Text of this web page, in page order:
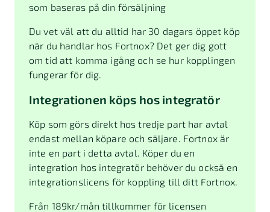
som baseras på din försäljning
Du vet väl att du alltid har 30 dagars öppet köp
när du handlar hos Fortnox? Det ger dig gott
om tid att komma igång och se hur kopplingen
fungerar för dig.
Integrationen köps hos integratör
Köp som görs direkt hos tredje part har avtal
endast mellan köpare och säljare. Fortnox är
inte en part i detta avtal. Köper du en
integration hos integratör behöver du också en
integrationslicens för koppling till ditt Fortnox.
Från 189kr/mån tillkommer för licensen